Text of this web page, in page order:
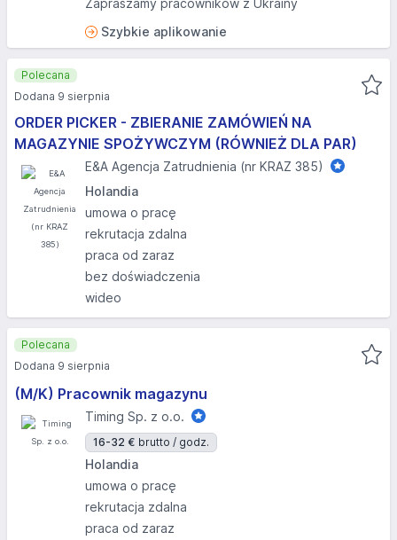
Zapraszamy pracowników z Ukrainy
Szybkie aplikowanie
ORDER PICKER - ZBIERANIE ZAMÓWIEŃ NA
MAGAZYNIE SPOŻYWCZYM (RÓWNIEŻ DLA PAR)
E&A Agencja Zatrudnienia (nr KRAZ 385)
Holandia
umowa o pracę
rekrutacja zdalna
praca od zaraz
bez doświadczenia
wideo
Polecana
Dodana 9 sierpnia
(M/K) Pracownik magazynu
Timing Sp. z o.o.
16-32 € brutto / godz.
Holandia
umowa o pracę
rekrutacja zdalna
praca od zaraz
Polecana
Dodana 9 sierpnia